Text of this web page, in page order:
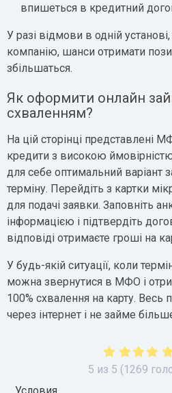
впишеться в кредитний
У разі відмови в одній
компанію, шанси отримати
збільшаться.
Як оформити онлайн
схваленням?
На цій сторінці представлені
кредити з високою
для себе оптимальний варіант
терміну. Перейдіть з картки
для подачі заявки. Заповніть
інформацією і підтвердіть
відповіді отримаєте гроші на
У будь-якій ситуації, коли
можна звернутися в МФО і
100% схвалення на карту. Весь
через інтернет і не займе
5 из 5 (1269